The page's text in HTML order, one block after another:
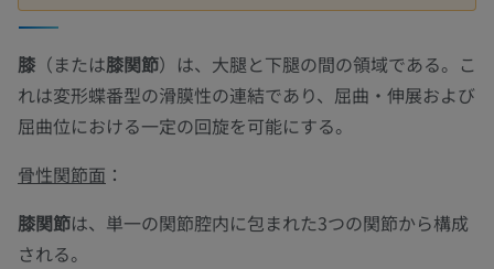
膝 （または膝関節）は、大腿と下腿の間の領域である。こ
れは変形蝶番型の滑膜性の連結であり、屈曲・伸展および
屈曲位における一定の回旋を可能にする。
骨性関節面 ：
膝関節は、単一の関節腔内に包まれた3つの関節から構成
される。